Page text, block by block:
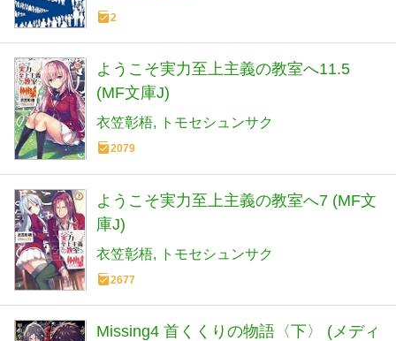
2
ようこそ実力至上主義の教室へ11.5
(MF文庫J)
衣笠彰梧 トモセシュンサク
2079
ようこそ実力至上主義の教室へ7 (MF文
庫J)
衣笠彰梧 トモセシュンサク
2677
Missing4 首くくりの物語〈下〉 (メディ